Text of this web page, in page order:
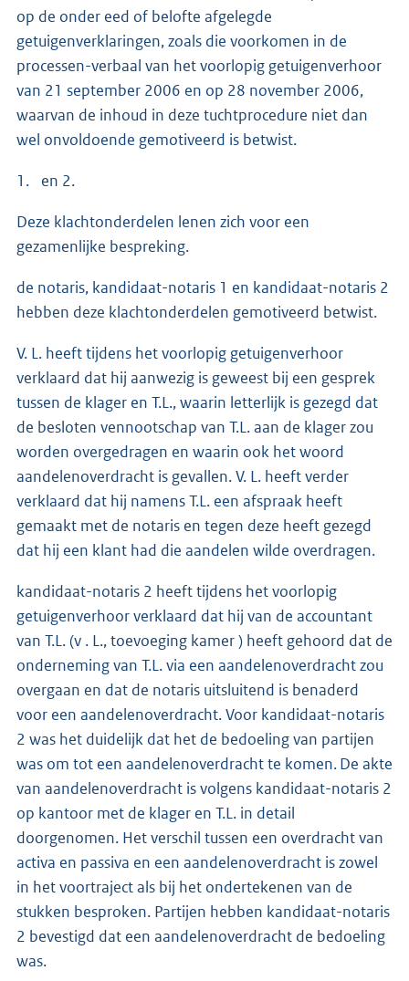
op de onder eed of belofte afgelegde
getuigenverklaringen, zoals die voorkomen in de
processen-verbaal van het voorlopig getuigenverhoor
van 21 september 2006 en op 28 november 2006,
waarvan de inhoud in deze tuchtprocedure niet dan
wel onvoldoende gemotiveerd is betwist.
1. en 2.
Deze klachtonderdelen lenen zich voor een
gezamenlijke bespreking.
de notaris, kandidaat-notaris 1 en kandidaat-notaris 2
hebben deze klachtonderdelen gemotiveerd betwist.
V. L. heeft tijdens het voorlopig getuigenverhoor
verklaard dat hij aanwezig is geweest bij een gesprek
tussen de klager en T.L., waarin letterlijk is gezegd dat
de besloten vennootschap van T.L. aan de klager zou
worden overgedragen en waarin ook het woord
aandelenoverdracht is gevallen. V. L. heeft verder
verklaard dat hij namens T.L. een afspraak heeft
gemaakt met de notaris en tegen deze heeft gezegd
dat hij een klant had die aandelen wilde overdragen.
kandidaat-notaris 2 heeft tijdens het voorlopig
getuigenverhoor verklaard dat hij van de accountant
van T.L. (v . L., toevoeging kamer ) heeft gehoord dat de
onderneming van T.L. via een aandelenoverdracht zou
overgaan en dat de notaris uitsluitend is benaderd
voor een aandelenoverdracht. Voor kandidaat-notaris
2 was het duidelijk dat het de bedoeling van partijen
was om tot een aandelenoverdracht te komen. De akte
van aandelenoverdracht is volgens kandidaat-notaris 2
op kantoor met de klager en T.L. in detail
doorgenomen. Het verschil tussen een overdracht van
activa en passiva en een aandelenoverdracht is zowel
in het voortraject als bij het ondertekenen van de
stukken besproken. Partijen hebben kandidaat-notaris
2 bevestigd dat een aandelenoverdracht de bedoeling
was.